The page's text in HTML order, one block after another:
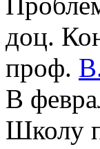
доц.
проф.
В
Школу